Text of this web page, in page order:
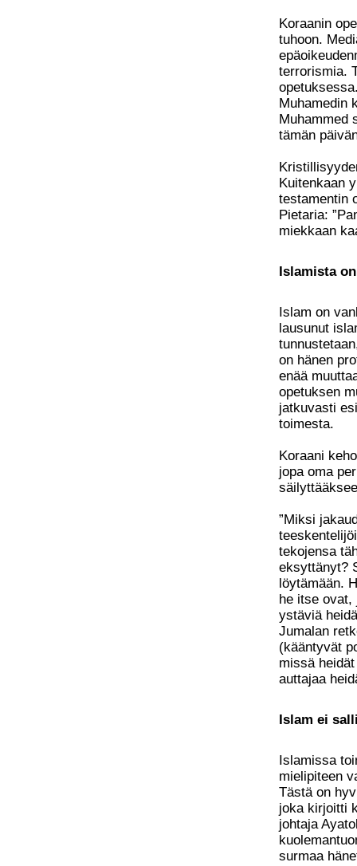
Koraanin
tuhoon.
terrorismia.
Muhamedin
Muhammed
tämän
Kuitenkaan
testamentin
Pietaria:
miekkaan
Islamista
Islam on
lausunut
on hänen
enää
opetuksen
jatkuvasti
toimesta.
Koraani
jopa oma
”Miksi
tekojensa
eksyttänyt?
löytämään.
he itse ovat,
ystäviä
Jumalan
(kääntyvät
missä
auttajaa
Islam ei
Islamissa
mielipiteen
Tästä on
joka kirjoitti
johtaja
surmaa